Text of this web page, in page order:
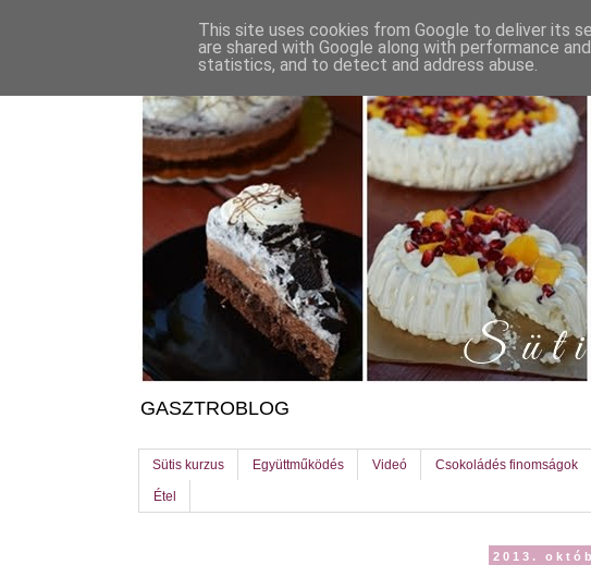
GASZTROBLOG
Sütis kurzus Együttműködés Videó Csokoládés finomságok
Étel
2013.
This site uses cookies from Google to deliver its
are shared with Google along with performance
statistics, and to detect and address abuse.